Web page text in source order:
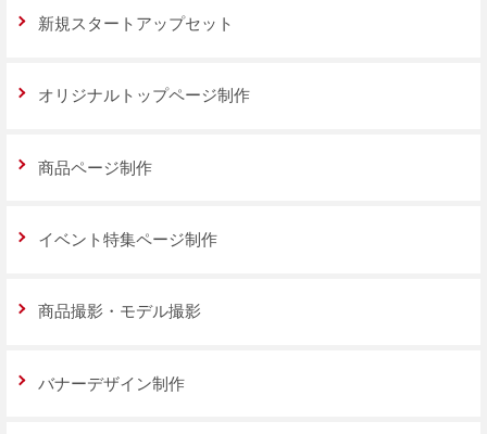
新規スタートアップセット
オリジナルトップページ制作
商品ページ制作
イベント特集ページ制作
商品撮影・モデル撮影
バナーデザイン制作